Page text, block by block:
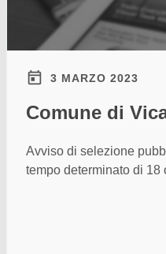
3 MARZO 2023
Comune di
Avviso di selezione
tempo determinato di 18